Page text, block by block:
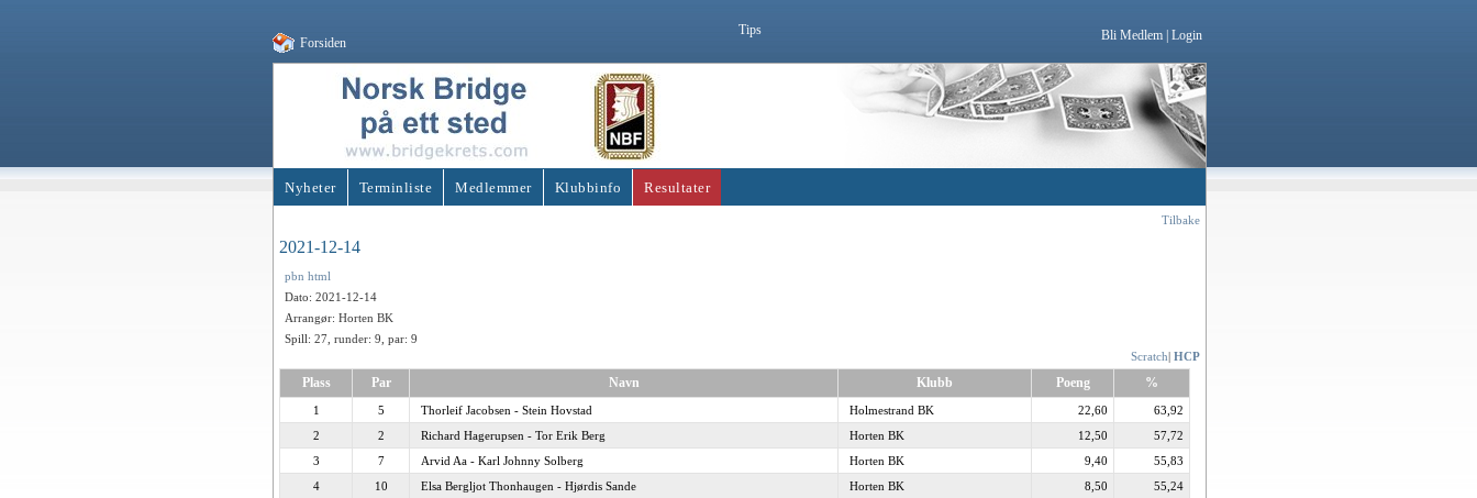
Forsiden
Tips Bli Medlem Login
Nyheter Terminliste Medlemmer Klubbinfo Resultater
Tilbake
2021-12-14
pbn html
Dato: 2021-12-14
Arrangør: Horten BK
Spill: 27, runder: 9, par: 9
Scratch| HCP
Plass Par Navn Klubb Poeng %
1 5 Thorleif Jacobsen - Stein Hovstad Holmestrand BK 22,60
63,92
2
2 Richard Hagerupsen - Tor Erik Berg Horten BK 12,50
57,72
3
7 Arvid Aa - Karl Johnny Solberg Horten BK 9,40
55,83
4
10 Elsa Bergljot Thonhaugen - Hjørdis Sande Horten BK 8,50
55,24